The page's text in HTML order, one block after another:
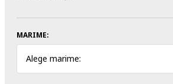
MARIME:
Alege marime: